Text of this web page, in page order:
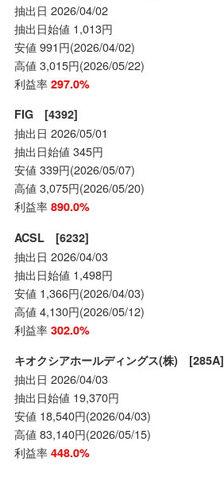
抽出日 2026/04/02
抽出日始値 1,013円
安値 991円(2026/04/02)
高値 3,015円(2026/05/22)
利益率 297.0%
FIG [4392]
抽出日 2026/05/01
抽出日始値 345円
安値 339円(2026/05/07)
高値 3,075円(2026/05/20)
利益率 890.0%
ACSL [6232]
抽出日 2026/04/03
抽出日始値 1,498円
安値 1,366円(2026/04/03)
高値 4,130円(2026/05/12)
利益率 302.0%
キオクシアホールディングス(株) [285A]
抽出日 2026/04/03
抽出日始値 19,370円
安値 18,540円(2026/04/03)
高値 83,140円(2026/05/15)
利益率 448.0%